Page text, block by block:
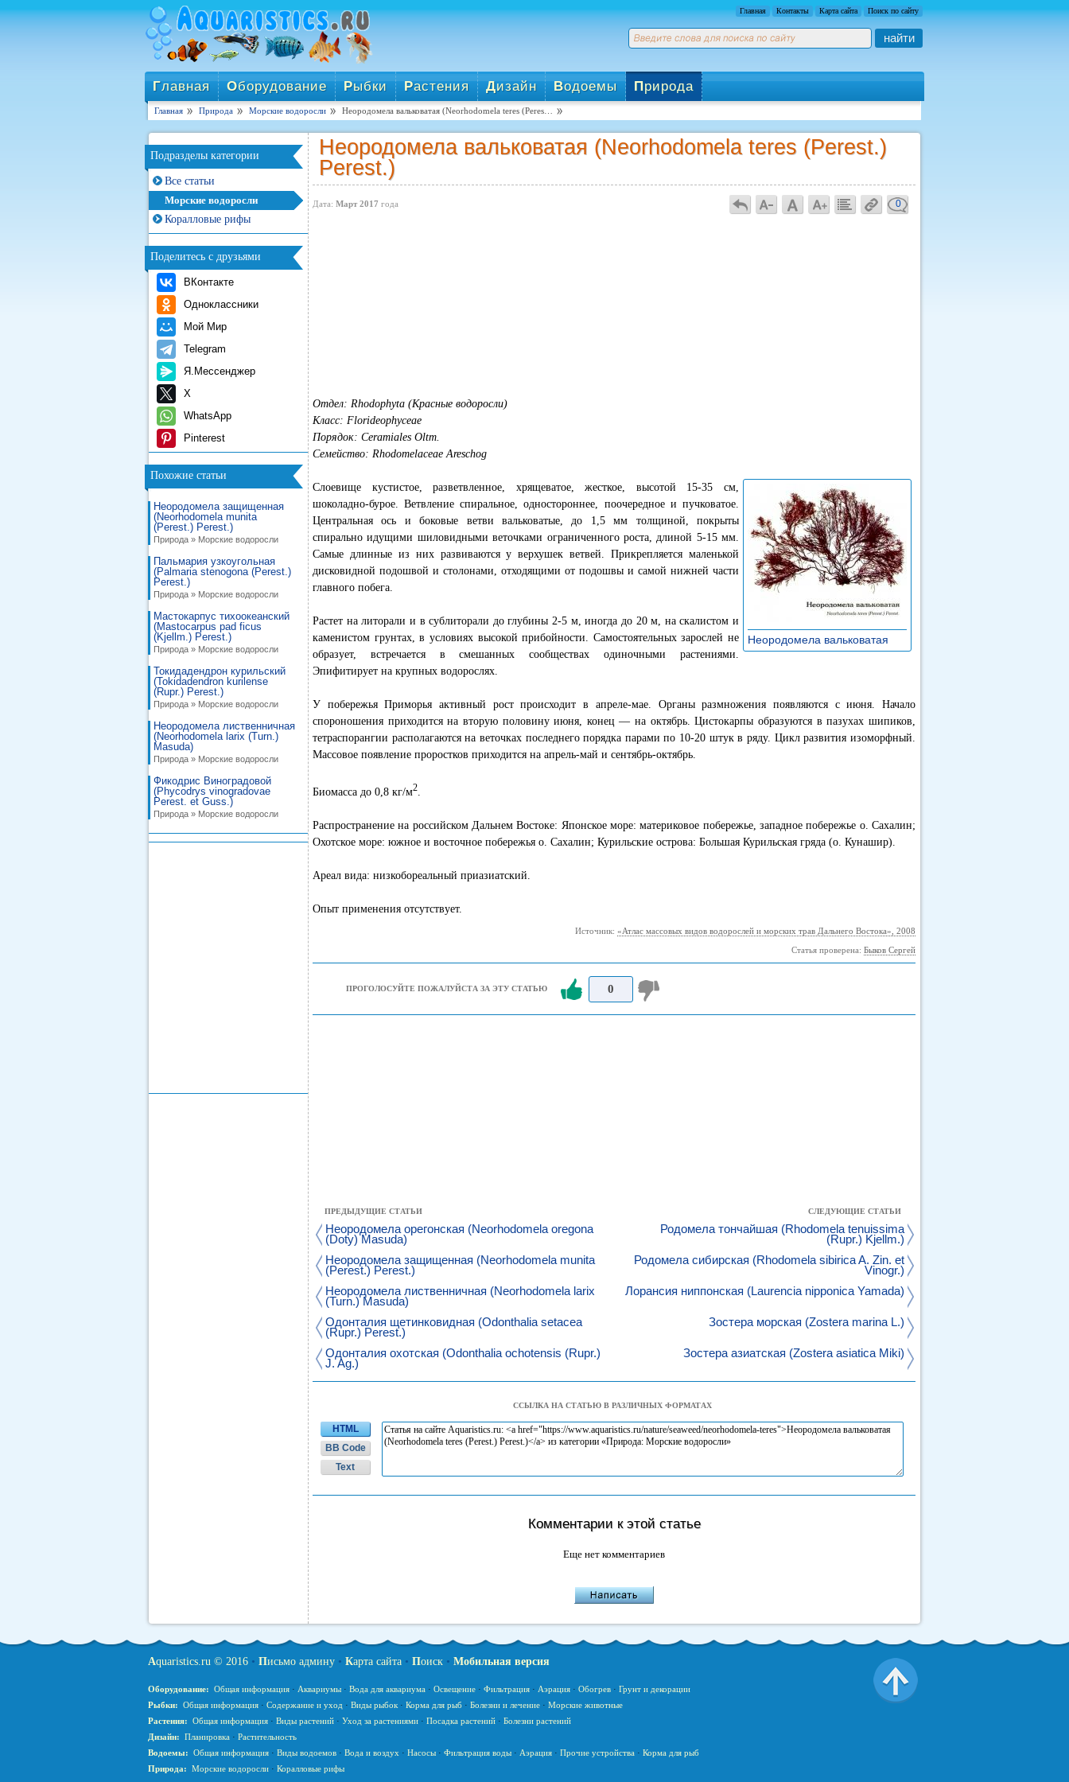
Главная Контакты Карта сайта Поиск по сайту
найти
Главная Оборудование Рыбки Растения Дизайн Водоемы Природа
Главная Природа Морские водоросли Неородомела вальковатая (Neorhodomela teres (Peres…
Подразделы категории
Все статьи
Морские водоросли
Коралловые рифы
Поделитесь с друзьями
ВКонтакте
Одноклассники
Мой Мир
Telegram
Я.Мессенджер
X
WhatsApp
Pinterest
Похожие статьи
Неородомела защищенная
(Neorhodomela munita
(Perest.) Perest.)
Природа » Морские водоросли
Пальмария узкоугольная
(Palmaria stenogona (Perest.)
Perest.)
Природа » Морские водоросли
Мастокарпус тихоокеанский
(Mastocarpus pad ficus
(Kjellm.) Perest.)
Природа » Морские водоросли
Токидадендрон курильский
(Tokidadendron kurilense
(Rupr.) Perest.)
Природа » Морские водоросли
Неородомела лиственничная
(Neorhodomela larix (Turn.)
Masuda)
Природа » Морские водоросли
Фикодрис Виноградовой
(Phycodrys vinogradovae
Perest. et Guss.)
Природа » Морские водоросли
Неородомела вальковатая (Neorhodomela teres (Perest.)
Perest.)
Дата: Март 2017 года 0
Отдел: Rhodophyta (Красные водоросли)
Класс: Florideophyceae
Порядок: Ceramiales Oltm.
Семейство: Rhodomelaceae Areschog
Неородомела вальковатая
Слоевище кустистое, разветвленное, хрящеватое, жесткое, высотой 15-35 см,
шоколадно-бурое. Ветвление спиральное, одностороннее, поочередное и пучковатое.
Центральная ось и боковые ветви вальковатые, до 1,5 мм толщиной, покрыты
спирально идущими шиловидными веточками ограниченного роста, длиной 5-15 мм.
Самые длинные из них развиваются у верхушек ветвей. Прикрепляется маленькой
дисковидной подошвой и столонами, отходящими от подошвы и самой нижней части
главного побега.
Растет на литорали и в сублиторали до глубины 2-5 м, иногда до 20 м, на скалистом и
каменистом грунтах, в условиях высокой прибойности. Самостоятельных зарослей не
образует, встречается в смешанных сообществах одиночными растениями.
Эпифитирует на крупных водорослях.
У побережья Приморья активный рост происходит в апреле-мае. Органы размножения появляются с июня. Начало
спороношения приходится на вторую половину июня, конец — на октябрь. Цистокарпы образуются в пазухах шипиков,
тетраспорангии располагаются на веточках последнего порядка парами по 10-20 штук в ряду. Цикл развития изоморфный.
Массовое появление проростков приходится на апрель-май и сентябрь-октябрь.
Биомасса до 0,8 кг/м2
Распространение на российском Дальнем Востоке: Японское море: материковое побережье, западное побережье о. Сахалин;
Охотское море: южное и восточное побережья о. Сахалин; Курильские острова: Большая Курильская гряда (о. Кунашир).
Ареал вида: низкобореальный приазиатский.
Опыт применения отсутствует.
Источник: «Атлас массовых видов водорослей и морских трав Дальнего Востока», 2008
Статья проверена: Быков Сергей
ПРОГОЛОСУЙТЕ ПОЖАЛУЙСТА ЗА ЭТУ СТАТЬЮ 0
ПРЕДЫДУЩИЕ СТАТЬИ
Неородомела орегонская (Neorhodomela oregona
(Doty) Masuda)
Неородомела защищенная (Neorhodomela munita
(Perest.) Perest.)
Неородомела лиственничная (Neorhodomela larix
(Turn.) Masuda)
Одонталия щетинковидная (Odonthalia setacea
(Rupr.) Perest.)
Одонталия охотская (Odonthalia ochotensis (Rupr.)
J. Ag.)
СЛЕДУЮЩИЕ СТАТЬИ
Родомела тончайшая (Rhodomela tenuissima
(Rupr.) Kjellm.)
Родомела сибирская (Rhodomela sibirica A. Zin. et
Vinogr.)
Лорансия ниппонская (Laurencia nipponica Yamada)
Зостера морская (Zostera marina L.)
Зостера азиатская (Zostera asiatica Miki)
ССЫЛКА НА СТАТЬЮ В РАЗЛИЧНЫХ ФОРМАТАХ
HTML
BB Code
Text
Комментарии к этой статье
Еще нет комментариев
Aquaristics.ru © 2016• Письмо админу• Карта сайта• Поиск• Мобильная версия
Оборудование: Общая информация· Аквариумы· Вода для аквариума· Освещение· Фильтрация· Аэрация· Обогрев· Грунт и декорации
Рыбки: Общая информация· Содержание и уход · Виды рыбок· Корма для рыб· Болезни и лечение· Морские животные
Растения: Общая информация· Виды растений· Уход за растениями· Посадка растений· Болезни растений
Дизайн: Планировка· Растительность
Водоемы: Общая информация· Виды водоемов· Вода и воздух · Насосы· Фильтрация воды· Аэрация· Прочие устройства· Корма для рыб
Природа: Морские водоросли· Коралловые рифы